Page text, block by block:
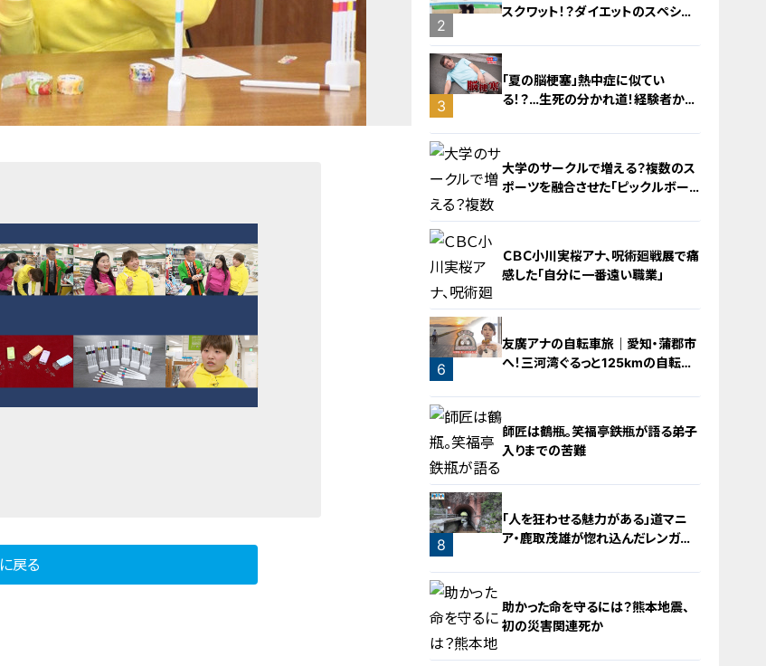
戻る
2
スクワット！？ダイエットのスペシャ
3
「夏の脳梗塞」熱中症に似てい
る！？…生死の分かれ道！経験者から
4
大学のサークルで増える？複数のス
ポーツを融合させた「ピックルボー
5
ＣＢＣ小川実桜アナ、呪術廻戦展で痛
感した「自分に一番遠い職業」
6
友廣アナの自転車旅｜愛知・蒲郡市
へ！三河湾ぐるっと125kmの自転車
7
師匠は鶴瓶。笑福亭鉄瓶が語る弟子
入りまでの苦難
8
「人を狂わせる魅力がある」道マニ
ア・鹿取茂雄が惚れ込んだレンガの
助かった命を守るには？熊本地震、
初の災害関連死か